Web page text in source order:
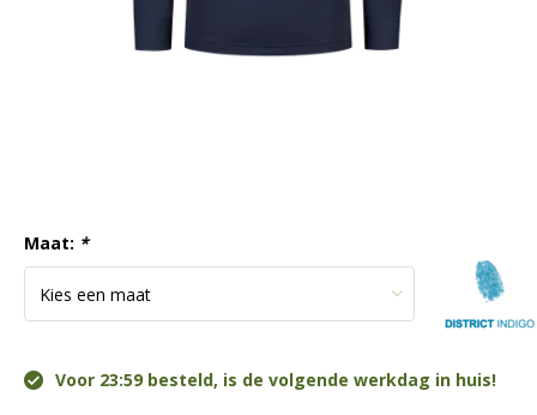
Maat: *
Voor 23:59 besteld, is de volgende werkdag in huis!